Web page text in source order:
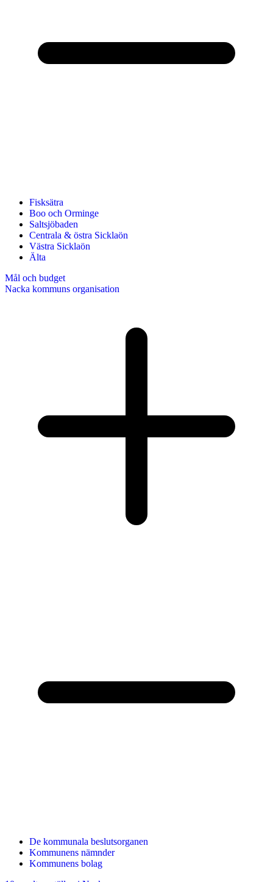
Fisksätra
Boo och Orminge
Saltsjöbaden
Centrala & östra Sicklaön
Västra Sicklaön
Älta
Mål och budget
Nacka kommuns organisation
De kommunala beslutsorganen
Kommunens nämnder
Kommunens bolag